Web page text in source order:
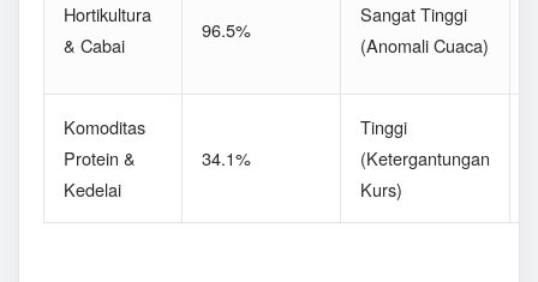
Hortikultura
& Cabai
96.5%
Sangat Tinggi
(Anomali Cuaca)
Komoditas
Protein &
Kedelai
34.1%
Tinggi
(Ketergantungan
Kurs)